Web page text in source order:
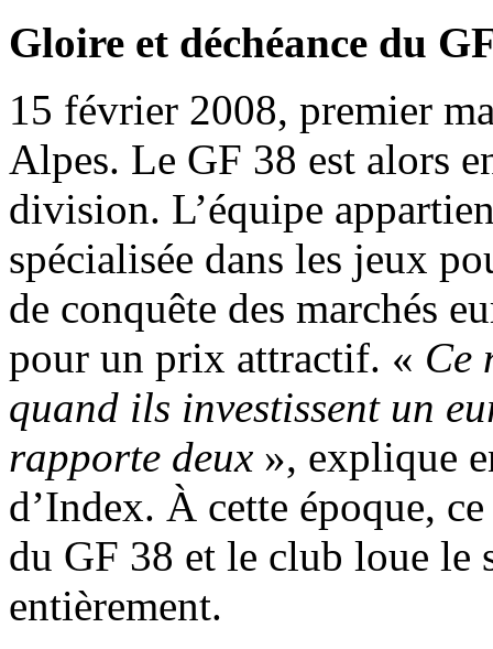
Gloire et déchéance du
15 février 2008, premier
Alpes. Le GF 38 est alors
division. L’équipe
spécialisée dans les jeux
de conquête des marchés
pour un prix attractif. « Ce
quand ils investissent un
rapporte deux », explique
d’Index. À cette époque,
du GF 38 et le club loue le
entièrement.